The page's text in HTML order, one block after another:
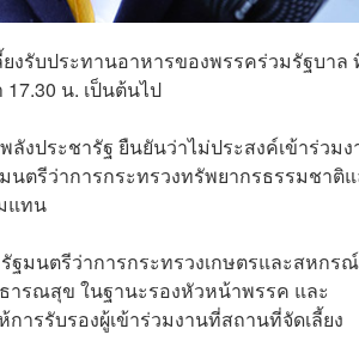
งรับประทานอาหารของพรรคร่วมรัฐบาล
น. เป็นต้นไป
งประชารัฐ ยืนยันว่าไม่ประสงค์เข้าร่วมง
ตรีว่าการกระทรวงทรัพยากรธรรมชาติ
แทน
มนตรีว่าการกระทรวงเกษตรและสหกร
ารณสุข ในฐานะรองหัวหน้าพรรค และ
ารรับรองผู้เข้าร่วมงานที่สถานที่จัดเลี้ยง